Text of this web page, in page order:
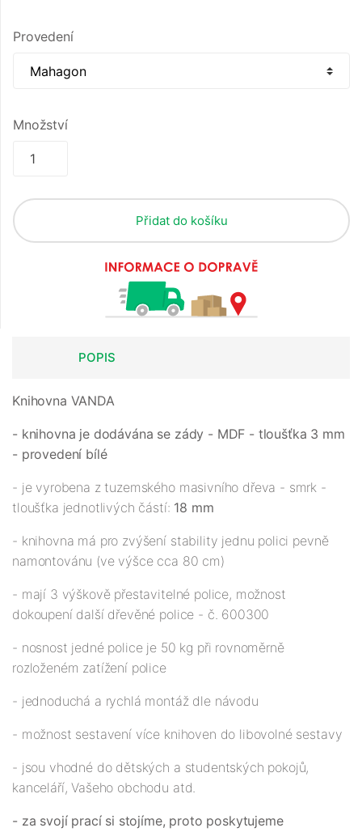
Provedení
Množství
Přidat do košíku
POPIS
Knihovna VANDA
- knihovna je dodávána se zády - MDF - tloušťka 3 mm
- provedení bílé
- je vyrobena z tuzemského masivního dřeva - smrk -
tloušťka jednotlivých částí: 18 mm
- knihovna má pro zvýšení stability jednu polici pevně
namontovánu (ve výšce cca 80 cm)
- mají 3 výškově přestavitelné police, možnost
dokoupení další dřevěné police - č. 600300
- nosnost jedné police je 50 kg při rovnoměrně
rozloženém zatížení police
- jednoduchá a rychlá montáž dle návodu
- možnost sestavení více knihoven do libovolné sestavy
- jsou vhodné do dětských a studentských pokojů,
kanceláří, Vašeho obchodu atd.
- za svojí prací si stojíme, proto poskytujeme